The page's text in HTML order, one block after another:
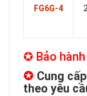
FG6G-4
✪ Bảo hành
✪ Cung
theo yêu